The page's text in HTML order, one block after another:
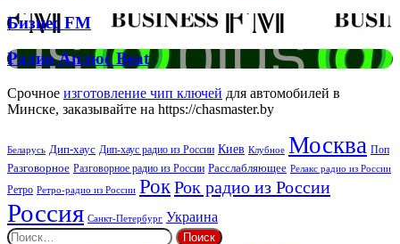
Бизнес
Бизнес FM
Радио
Аплюс
Beat
Радио Аплюс Beat
Срочное изготовление чип ключей для автомобилей в
Минске, заказывайте на https://chasmaster.by
Беларусь Дип-хаус Дип-хаус радио из России Киев Клубное Москва Поп
Разговорное Разговорное радио из России Расслабляющее Релакс радио из России
Ретро Ретро-радио из России РокРок радио из России
Россия Санкт-Петербург Украина
Найти: